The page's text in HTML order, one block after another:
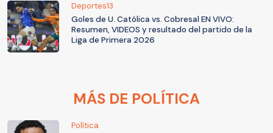
Deportes13
Goles de U. Católica vs. Cobresal EN VIVO:
Resumen, VIDEOS y resultado del partido de la
Liga de Primera 2026
MÁS DE POLÍTICA
Política